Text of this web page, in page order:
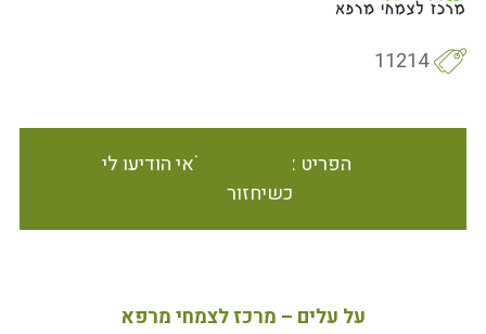
11214
הפריט אינו זמין במלאי הודיעו לי
כשיחזור
על עלים – מרכז לצמחי מרפא